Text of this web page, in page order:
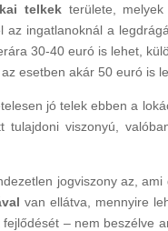
telkekterülete, melyek
az ingatlanoknál a
30-40 euró is lehet,
esetben akár 50 euró is
jó telek ebben a
viszonyú,
jogviszony az,
van ellátva, mennyire
– nem beszélve